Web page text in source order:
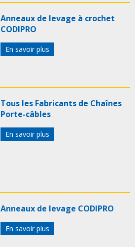
Anneaux de levage à crochet
CODIPRO
En savoir plus
Tous les Fabricants de Chaînes
Porte-câbles
En savoir plus
Anneaux de levage CODIPRO
En savoir plus